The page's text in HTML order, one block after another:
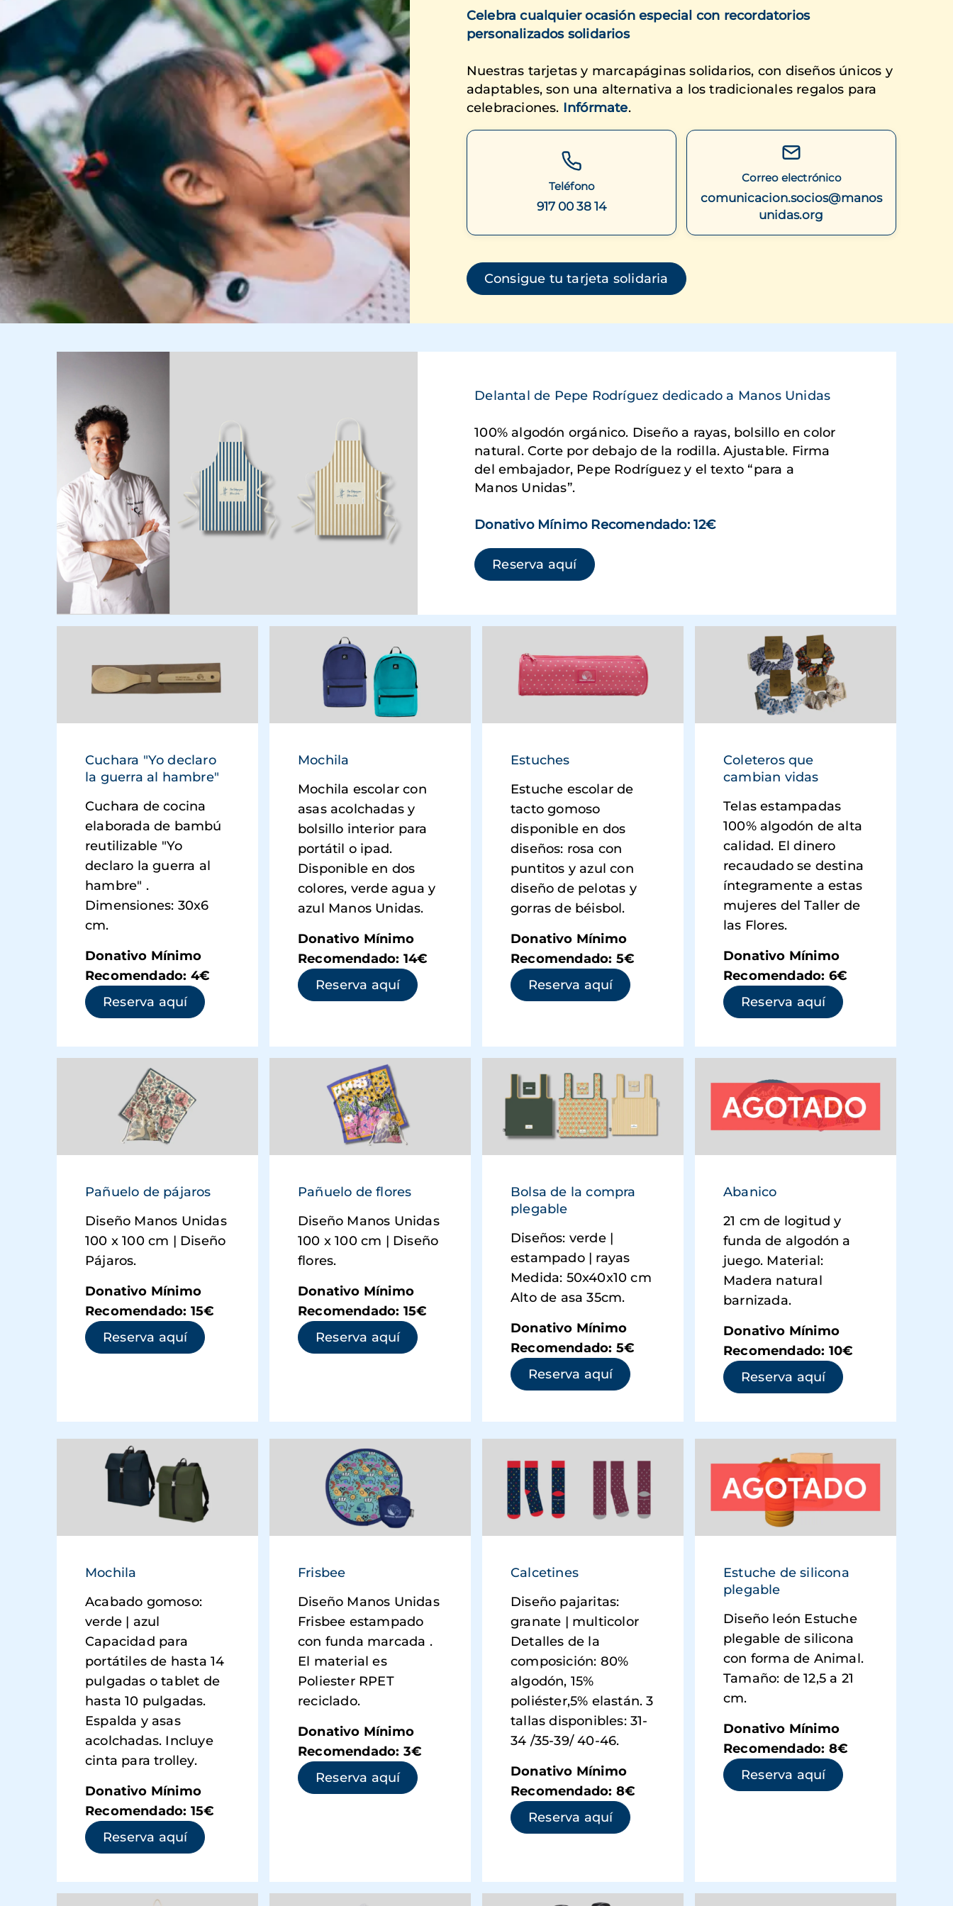
Celebra cualquier ocasión especial con recordatorios
personalizados solidarios
Nuestras tarjetas y marcapáginas solidarios, con diseños únicos y
adaptables, son una alternativa a los tradicionales regalos para
celebraciones. Infórmate.
Teléfono
917 00 38 14
Correo electrónico
comunicacion.socios@manos
unidas.org
Consigue tu tarjeta solidaria (se abre en una ventana nueva)
Delantal de Pepe Rodríguez dedicado a Manos Unidas
100% algodón orgánico. Diseño a rayas, bolsillo en color
natural. Corte por debajo de la rodilla. Ajustable. Firma
del embajador, Pepe Rodríguez y el texto “para a
Manos Unidas”.
Donativo Mínimo Recomendado: 12€
Reserva aquí(se abre en una ventana nueva)
Cuchara "Yo declaro
la guerra al hambre"
Cuchara de cocina
elaborada de bambú
reutilizable "Yo
declaro la guerra al
hambre" .
Dimensiones: 30x6
cm.
Donativo Mínimo
Recomendado: 4€
Reserva aquí(se abre en una ventana nueva)
Mochila
Mochila escolar con
asas acolchadas y
bolsillo interior para
portátil o ipad.
Disponible en dos
colores, verde agua y
azul Manos Unidas.
Donativo Mínimo
Recomendado: 14€
Reserva aquí(se abre en una ventana nueva)
Estuches
Estuche escolar de
tacto gomoso
disponible en dos
diseños: rosa con
puntitos y azul con
diseño de pelotas y
gorras de béisbol.
Donativo Mínimo
Recomendado: 5€
Reserva aquí(se abre en una ventana nueva)
Coleteros que
cambian vidas
Telas estampadas
100% algodón de alta
calidad. El dinero
recaudado se destina
íntegramente a estas
mujeres del Taller de
las Flores.
Donativo Mínimo
Recomendado: 6€
Reserva aquí(se abre en una
Pañuelo de pájaros
Diseño Manos Unidas
100 x 100 cm | Diseño
Pájaros.
Donativo Mínimo
Recomendado: 15€
Reserva aquí(se abre en una ventana nueva)
Pañuelo de flores
Diseño Manos Unidas
100 x 100 cm | Diseño
flores.
Donativo Mínimo
Recomendado: 15€
Reserva aquí(se abre en una ventana nueva)
Bolsa de la compra
plegable
Diseños: verde |
estampado | rayas
Medida: 50x40x10 cm
Alto de asa 35cm.
Donativo Mínimo
Recomendado: 5€
Reserva aquí(se abre en una ventana nueva)
Abanico
21 cm de logitud y
funda de algodón a
juego. Material:
Madera natural
barnizada.
Donativo Mínimo
Recomendado: 10€
Reserva aquí(se abre en una
Mochila
Acabado gomoso:
verde | azul
Capacidad para
portátiles de hasta 14
pulgadas o tablet de
hasta 10 pulgadas.
Espalda y asas
acolchadas. Incluye
cinta para trolley.
Donativo Mínimo
Recomendado: 15€
Reserva aquí(se abre en una ventana nueva)
Frisbee
Diseño Manos Unidas
Frisbee estampado
con funda marcada .
El material es
Poliester RPET
reciclado.
Donativo Mínimo
Recomendado: 3€
Reserva aquí(se abre en una ventana nueva)
Calcetines
Diseño pajaritas:
granate | multicolor
Detalles de la
composición: 80%
algodón, 15%
poliéster,5% elastán. 3
tallas disponibles: 31-
34 /35-39/ 40-46.
Donativo Mínimo
Recomendado: 8€
Reserva aquí(se abre en una ventana nueva)
Estuche de silicona
plegable
Diseño león Estuche
plegable de silicona
con forma de Animal.
Tamaño: de 12,5 a 21
cm.
Donativo Mínimo
Recomendado: 8€
Reserva aquí(se abre en una